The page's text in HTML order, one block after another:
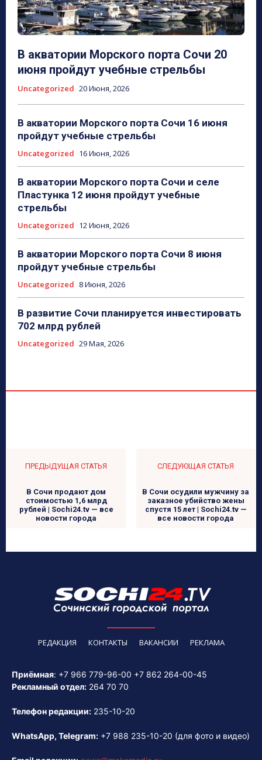
В акватории Морского порта Сочи 20
июня пройдут учебные стрельбы
Uncategorized 20 Июня, 2026
В акватории Морского порта Сочи 16 июня
пройдут учебные стрельбы
Uncategorized 16 Июня, 2026
В акватории Морского порта Сочи и селе
Пластунка 12 июня пройдут учебные
стрельбы
Uncategorized 12 Июня, 2026
В акватории Морского порта Сочи 8 июня
пройдут учебные стрельбы
Uncategorized 8 Июня, 2026
В развитие Сочи планируется инвестировать
702 млрд рублей
Uncategorized 29 Мая, 2026
ПРЕДЫДУЩАЯ СТАТЬЯ
В Сочи продают дом
стоимостью 1,6 млрд
рублей | Sochi24.tv — все
новости города
СЛЕДУЮЩАЯ СТАТЬЯ
В Сочи осудили мужчину за
заказное убийство жены
спустя 15 лет | Sochi24.tv —
все новости города
РЕДАКЦИЯ КОНТАКТЫ ВАКАНСИИ РЕКЛАМА
Приёмная: +7 966 779-96-00 +7 862 264-00-45
Рекламный отдел: 264 70 70
Телефон редакции: 235-10-20
WhatsApp, Telegram: +7 988 235-10-20 (для фото и видео)